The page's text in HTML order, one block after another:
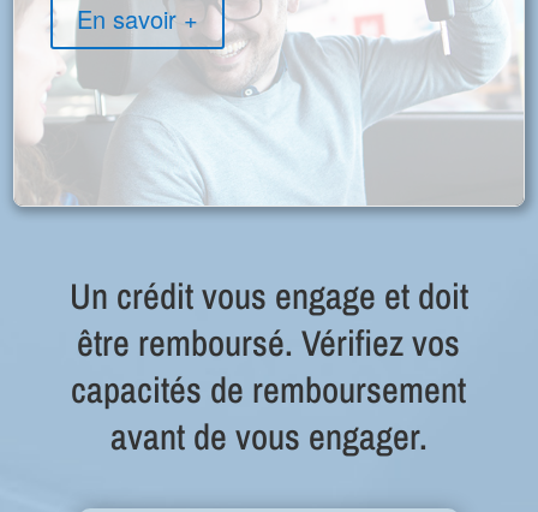
En savoir +
Un crédit vous engage et doit
être remboursé. Vérifiez vos
capacités de remboursement
avant de vous engager.